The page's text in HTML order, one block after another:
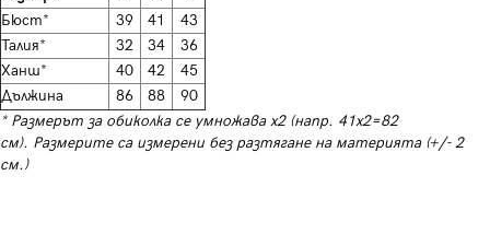
Бюст*
39 41
43
Талия*
32 34
36
Ханш*
40 42
45
Дължина
86 88
90
* Размерът за обиколка се умножава х2 (напр. 41х2=82
см). Размерите са измерени без разтягане на материята (+/- 2
см.)